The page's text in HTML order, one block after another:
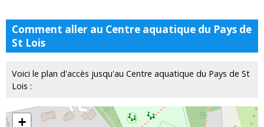
Comment aller au Centre aquatique du Pays de
St Lois
Voici le plan d'accès jusqu'au Centre aquatique du Pays de St
Lois :
+